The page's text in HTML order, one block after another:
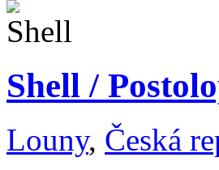
Shell /
Louny, Česká